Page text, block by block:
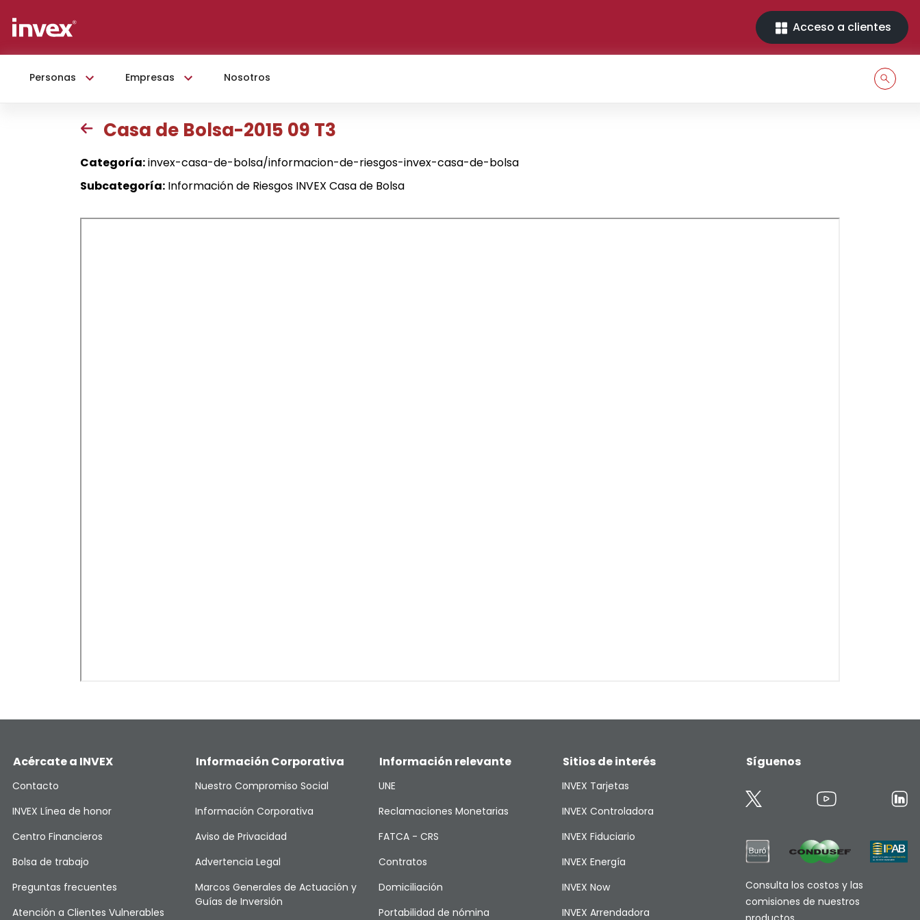
Acceso a clientes
Personas Empresas Nosotros
Casa de Bolsa-2015 09 T3
Categoría:invex-casa-de-bolsa/informacion-de-riesgos-invex-casa-de-bolsa
Subcategoría: Información de Riesgos INVEX Casa de Bolsa
Acércate a INVEX
Contacto
INVEX Línea de honor
Centro Financieros
Bolsa de trabajo
Preguntas frecuentes
Atención a Clientes Vulnerables
Información Corporativa
Nuestro Compromiso Social
Información Corporativa
Aviso de Privacidad
Advertencia Legal
Marcos Generales de Actuación y
Guías de Inversión
Información relevante
UNE
Reclamaciones Monetarias
FATCA - CRS
Contratos
Domiciliación
Portabilidad de nómina
Sitios de interés
INVEX Tarjetas
INVEX Controladora
INVEX Fiduciario
INVEX Energía
INVEX Now
INVEX Arrendadora
Síguenos
Consulta los costos y las
comisiones de nuestros